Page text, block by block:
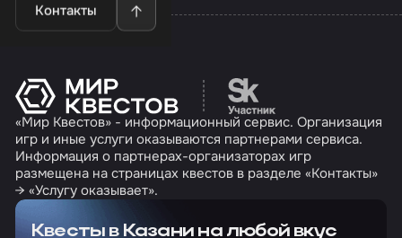
Контакты
Перейти на сайт
«Мир Квестов» - информационный сервис. Организация
игр и иные услуги оказываются партнерами сервиса.
Информация о партнерах-организаторах игр
размещена на страницах квестов в разделе «Контакты»
→ «Услугу оказывает».
Квесты в Казани на любой вкус